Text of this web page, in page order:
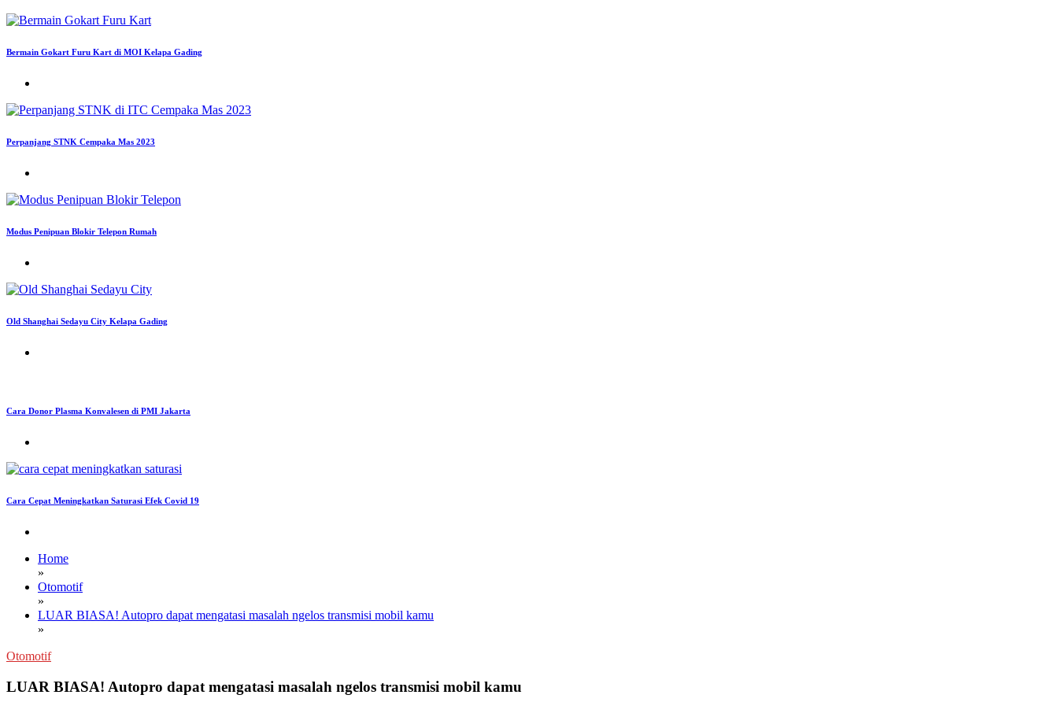
Bermain Gokart Furu Kart di MOI Kelapa Gading
Perpanjang STNK Cempaka Mas 2023
Modus Penipuan Blokir Telepon Rumah
Old Shanghai Sedayu City Kelapa Gading
Cara Donor Plasma Konvalesen di PMI Jakarta
Cara Cepat Meningkatkan Saturasi Efek Covid 19
Home
»
Otomotif
»
LUAR BIASA! Autopro dapat mengatasi masalah ngelos transmisi mobil kamu
»
Otomotif
LUAR BIASA! Autopro dapat mengatasi masalah ngelos transmisi mobil kamu